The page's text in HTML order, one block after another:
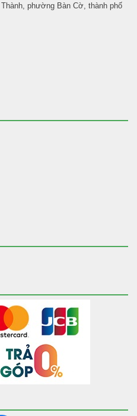
phường Bàn Cờ, thành phố